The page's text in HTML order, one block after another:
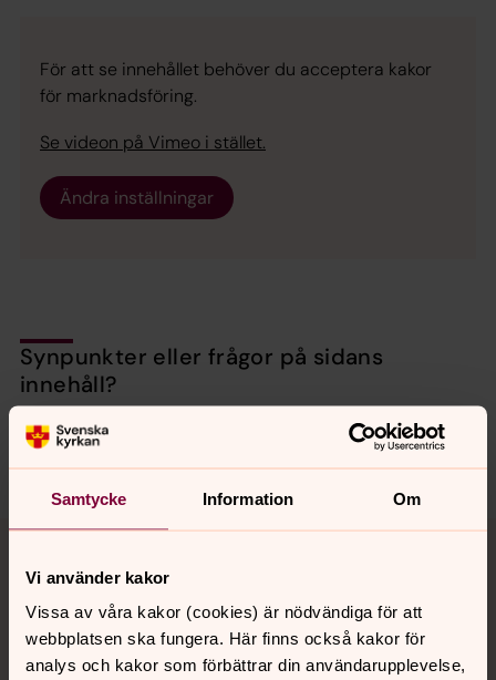
Samtycke Information Om
Vi använder kakor
Vissa av våra kakor (cookies) är nödvändiga för att
webbplatsen ska fungera. Här finns också kakor för
analys och kakor som förbättrar din användarupplevelse,
För att se innehållet behöver du acceptera kakor
för marknadsföring.
Se videon på Vimeo i stället.
Ändra inställningar
Synpunkter eller frågor på sidans
innehåll?
backa.pastorat@svenskakyrkan.se
Dela
Tillbaka till toppen
Tillbaka till innehållet
Kontakt